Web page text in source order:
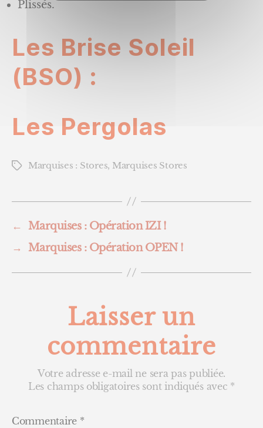
Plissés.
Les Brise Soleil
(BSO) :
Les Pergolas
Étiquettes
Marquises : Stores, Marquises Stores
←
Marquises : Opération IZI !
→
Marquises : Opération OPEN !
Laisser un
commentaire
Votre adresse e-mail ne sera pas publiée.
Les champs obligatoires sont indiqués avec *
Commentaire *